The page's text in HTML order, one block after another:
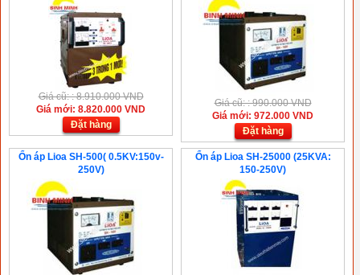
Giá cũ: : 8.910.000 VND
Giá mới: 8.820.000 VND
Đặt hàng
Giá cũ: : 990.000 VND
Giá mới: 972.000 VND
Đặt hàng
Ổn áp Lioa SH-500( 0.5KV:150v-
250V)
Ổn áp Lioa SH-25000 (25KVA:
150-250V)